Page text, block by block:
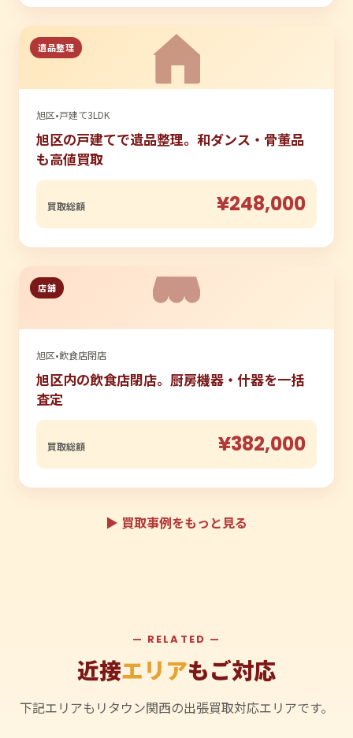
遺品整理
旭区•戸建て3LDK
旭区の戸建てで遺品整理。和ダンス・骨董品
も高値買取
買取総額 ¥248,000
店舗
旭区•飲食店閉店
旭区内の飲食店閉店。厨房機器・什器を一括
査定
買取総額 ¥382,000
▶ 買取事例をもっと見る
— RELATED —
近接エリアもご対応
下記エリアもリタウン関西の出張買取対応エリアです。